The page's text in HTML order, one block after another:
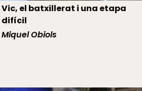
Vic, el batxillerat i una etapa
difícil
Miquel Obiols